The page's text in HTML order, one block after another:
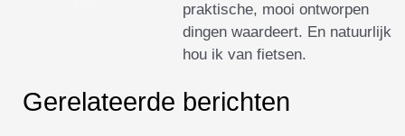
praktische, mooi ontworpen
dingen waardeert. En natuurlijk
hou ik van fietsen.
Gerelateerde berichten